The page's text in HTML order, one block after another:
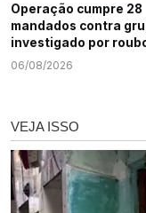
Operação cumpre 28
mandados contra
investigado por
cargas e tráfico de
06/08/2026